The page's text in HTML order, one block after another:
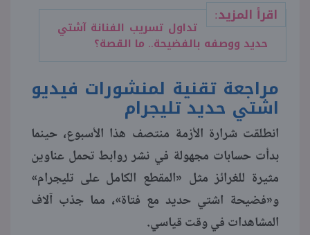
اقرأ المزيد:
تداول تسريب الفنانة آشتي
حديد ووصفه بالفضيحة.. ما القصة؟
مراجعة تقنية لمنشورات فيديو
اشتي حديد تليجرام
انطلقت شرارة الأزمة منتصف هذا الأسبوع، حينما
بدأت حسابات مجهولة في نشر روابط تحمل عناوين
مثيرة للغرائز مثل «المقطع الكامل على تليجرام»
و«فضيحة اشتي حديد مع فتاة»، مما جذب آلاف
المشاهدات في وقت قياسي.